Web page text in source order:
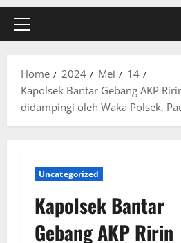
Home 2024 Mei
14
Kapolsek Bantar Gebang AKP
didampingi oleh Waka Polsek,
Uncategorized
Kapolsek Bantar
Gebang AKP Ririn